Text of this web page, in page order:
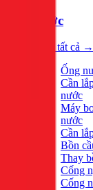
Nước
Xem tất cả →
Ống
Cần
nước
Máy
nước
Cần
Bồn
Thay
Cống
Cống